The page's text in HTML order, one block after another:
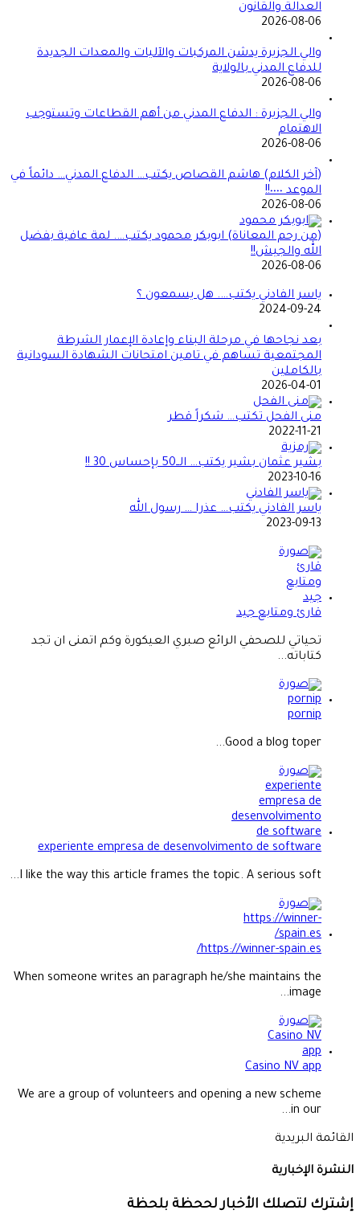
العدالة والقانون
2026-08-06
والي الجزيرة يدشن المركبات والآليات والمعدات الجديدة
للدفاع المدني بالولاية
2026-08-06
والي الجزيرة : الدفاع المدني من أهم القطاعات وتستوجب
الاهتمام
2026-08-06
(آخر الكلام) هاشم القصاص يكتب… الدفاع المدني… دائماً في
الموعد ٠٠٠٠!!
2026-08-06
(من رحم المعاناة) ابوبكر محمود يكتب…. لمة عافية بفضل
الله والجيش!!
2026-08-06
ياسر الفادني يكتب…. هل يسمعون ؟
2024-09-24
بعد نجاحها في مرحلة البناء وإعادة الإعمار الشرطة
المجتمعية تساهم في تامين امتحانات الشهادة السودانية
بالكاملين
2026-04-01
منى الفحل تكتب… شكراً قطر
2022-11-21
بشير عثمان بشير يكتب… الــ50 بإحساس 30 !!
2023-10-16
ياسر الفادني يكتب… عذرا … رسول الله
2023-09-13
قارئ ومتابع جيد
تحياتي للصحفي الرائع صبري العيكورة وكم اتمنى ان تجد
كتاباته...
pornip
Good a blog toper...
experiente empresa de desenvolvimento de software
I like the way this article frames the topic. A serious soft...
https://winner-spain.es/
When someone writes an paragraph he/she maintains the
image...
Casino NV app
We are a group of volunteers and opening a new scheme
in our...
القائمة البريدية
النشرة الإخبارية
إشترك لتصلك الأخبار لححظة بلحظة